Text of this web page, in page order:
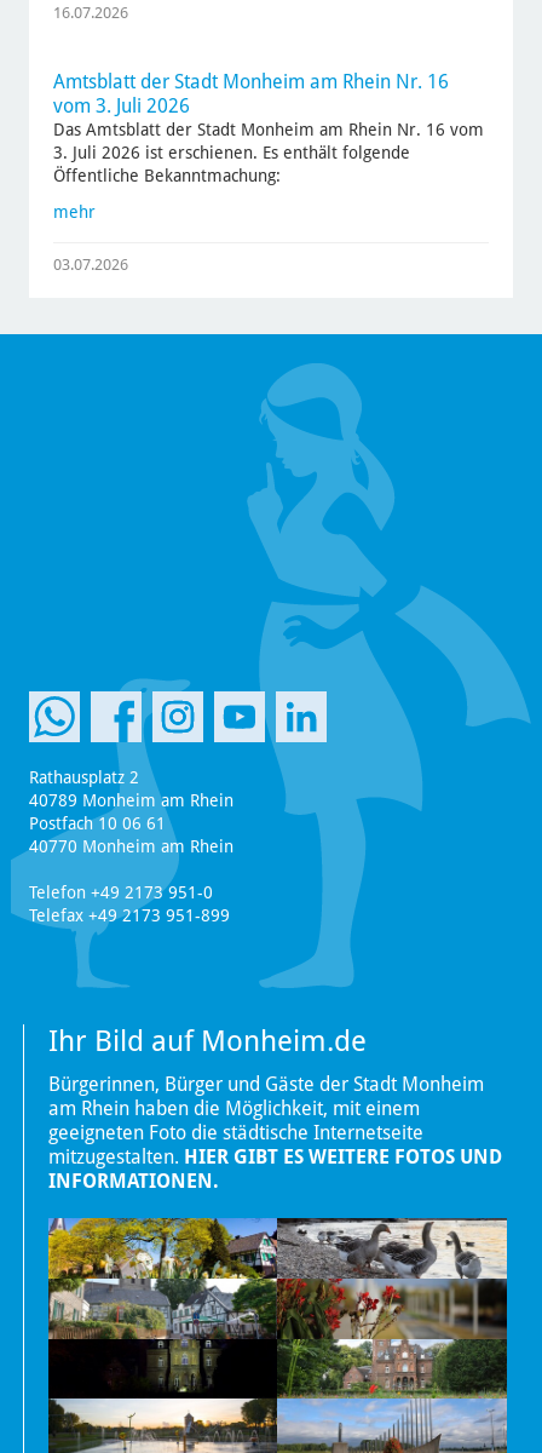
16.07.2026
Amtsblatt der Stadt Monheim am Rhein Nr. 16
vom 3. Juli 2026
Das Amtsblatt der Stadt Monheim am Rhein Nr. 16 vom
3. Juli 2026 ist erschienen. Es enthält folgende
Öffentliche Bekanntmachung:
mehr
03.07.2026
Rathausplatz 2
40789 Monheim am Rhein
Postfach 10 06 61
40770 Monheim am Rhein
Telefon +49 2173 951-0
Telefax +49 2173 951-899
Ihr Bild auf Monheim.de
Bürgerinnen, Bürger und Gäste der Stadt Monheim
am Rhein haben die Möglichkeit, mit einem
geeigneten Foto die städtische Internetseite
mitzugestalten. HIER GIBT ES WEITERE FOTOS UND
INFORMATIONEN.